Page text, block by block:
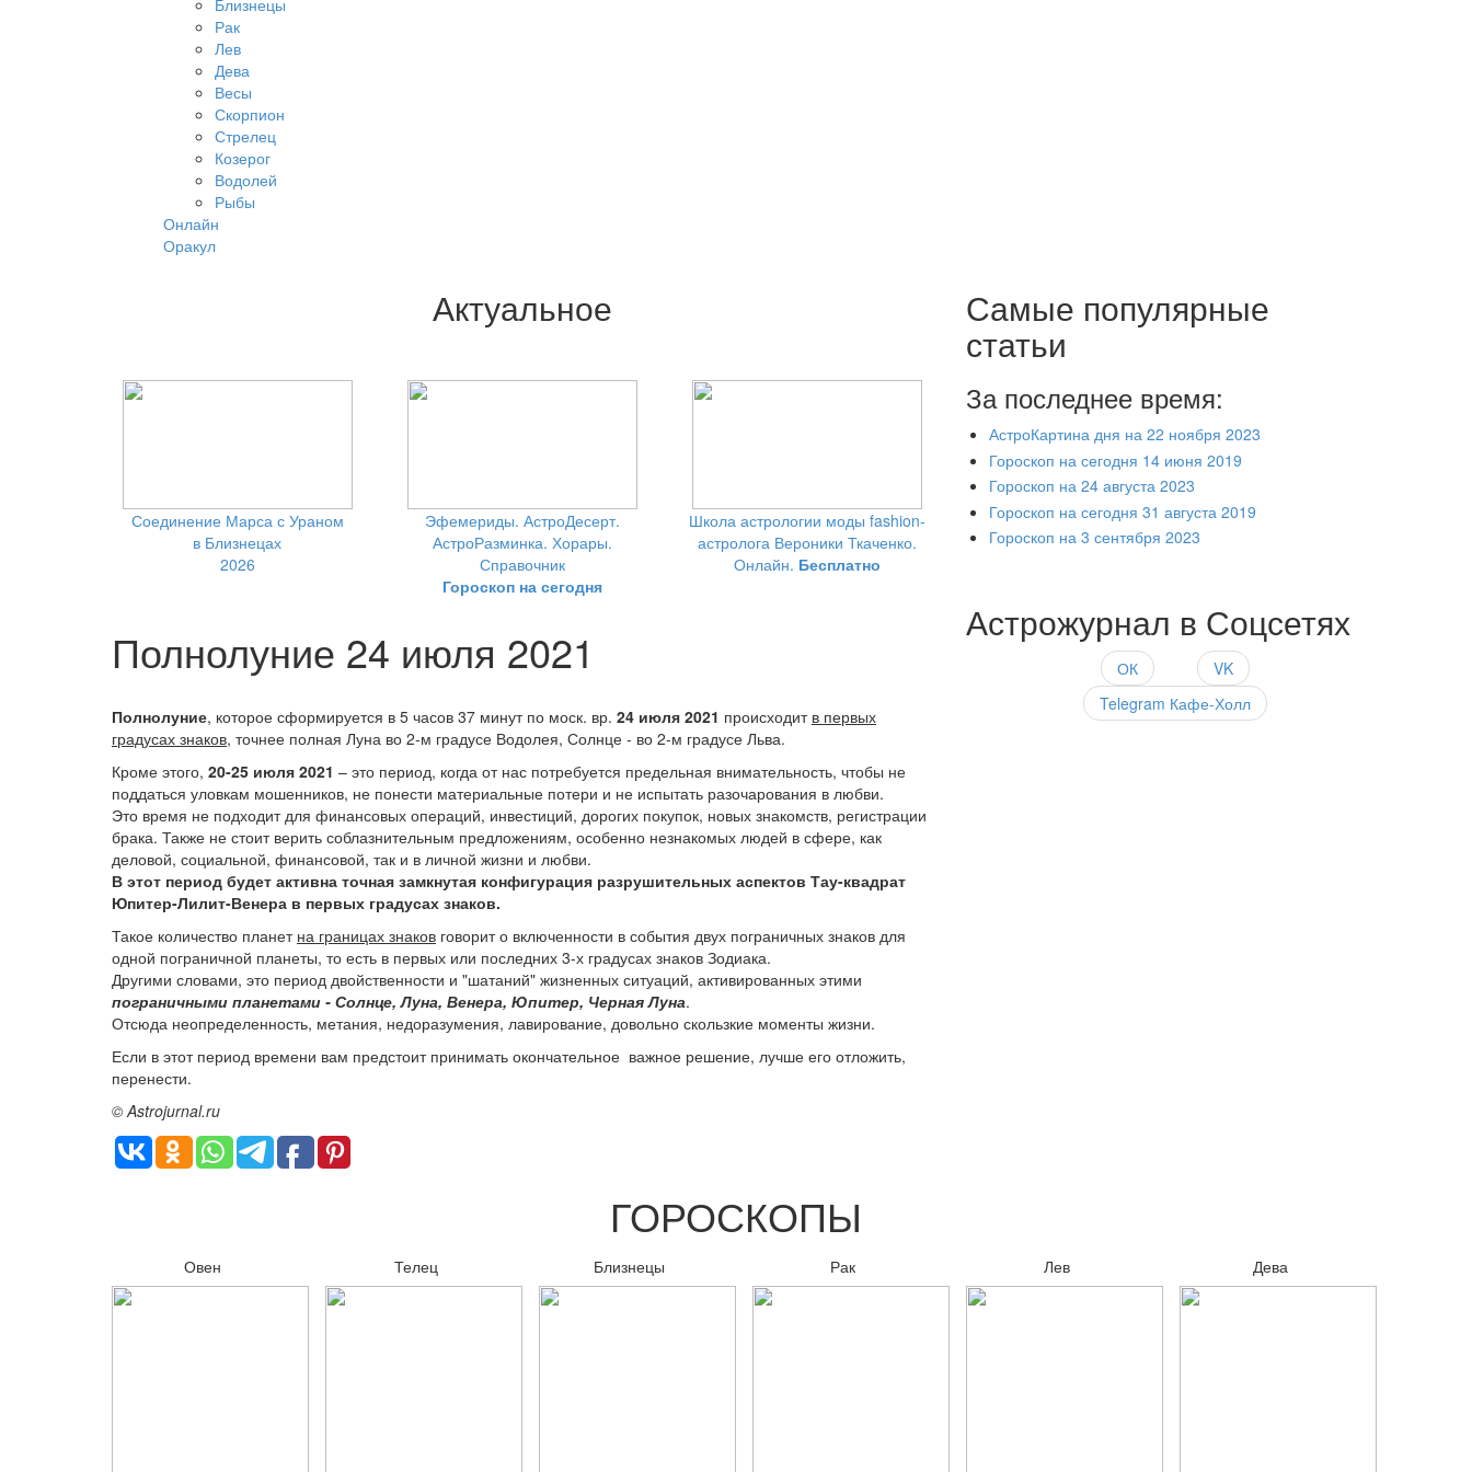
Близнецы
Рак
Лев
Дева
Весы
Скорпион
Стрелец
Козерог
Водолей
Рыбы
Онлайн
Оракул
Актуальное
Соединение Марса с Ураном
в Близнецах
2026
Эфемериды. АстроДесерт.
АстроРазминка. Хорары.
Справочник
Гороскоп на сегодня
Школа астрологии моды fashion-
астролога Вероники Ткаченко.
Онлайн. Бесплатно
Полнолуние 24 июля 2021
Полнолуние, которое сформируется в 5 часов 37 минут по моск. вр. 24 июля 2021 происходит в первых
градусах знаков, точнее полная Луна во 2-м градусе Водолея, Солнце - во 2-м градусе Льва.
Кроме этого, 20-25 июля 2021 – это период, когда от нас потребуется предельная внимательность, чтобы не
поддаться уловкам мошенников, не понести материальные потери и не испытать разочарования в любви.
Это время не подходит для финансовых операций, инвестиций, дорогих покупок, новых знакомств, регистрации
брака. Также не стоит верить соблазнительным предложениям, особенно незнакомых людей в сфере, как
деловой, социальной, финансовой, так и в личной жизни и любви.
В этот период будет активна точная замкнутая конфигурация разрушительных аспектов Тау-квадрат
Юпитер-Лилит-Венера в первых градусах знаков.
Такое количество планет на границах знаков говорит о включенности в события двух пограничных знаков для
одной пограничной планеты, то есть в первых или последних 3-х градусах знаков Зодиака.
Другими словами, это период двойственности и "шатаний" жизненных ситуаций, активированных этими
пограничными планетами - Солнце, Луна, Венера, Юпитер, Черная Луна.
Отсюда неопределенность, метания, недоразумения, лавирование, довольно скользкие моменты жизни.
Если в этот период времени вам предстоит принимать окончательное важное решение, лучше его отложить,
перенести.
© Astrojurnal.ru
Самые популярные
статьи
За последнее время:
АстроКартина дня на 22 ноября 2023
Гороскоп на сегодня 14 июня 2019
Гороскоп на 24 августа 2023
Гороскоп на сегодня 31 августа 2019
Гороскоп на 3 сентября 2023
Астрожурнал в Соцсетях
ОК
VK
Telegram Кафе-Холл
ГОРОСКОПЫ
Овен Телец Близнецы Рак Лев Дева